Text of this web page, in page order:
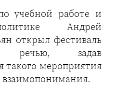
учебной работе и
Андрей
открыл фестиваль
речью, задав
мероприятия